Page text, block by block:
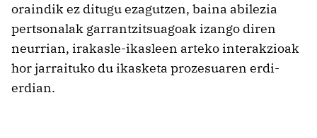
oraindik ez ditugu ezagutzen, baina abilezia
pertsonalak garrantzitsuagoak izango diren
neurrian, irakasle-ikasleen arteko interakzioak
hor jarraituko du ikasketa prozesuaren erdi-
erdian.